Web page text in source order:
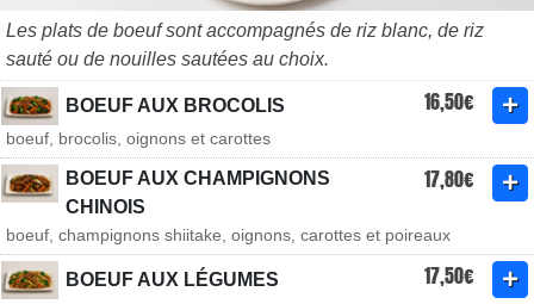
Les plats de boeuf sont accompagnés de riz blanc, de riz
sauté ou de nouilles sautées au choix.
BOEUF AUX BROCOLIS 16,50€
boeuf, brocolis, oignons et carottes
BOEUF AUX CHAMPIGNONS
CHINOIS
17,80€
boeuf, champignons shiitake, oignons, carottes et poireaux
BOEUF AUX LÉGUMES 17,50€